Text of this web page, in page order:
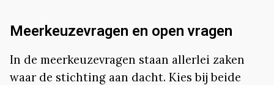
Meerkeuzevragen en open vragen
In de meerkeuzevragen staan allerlei zaken
waar de stichting aan dacht. Kies bij beide